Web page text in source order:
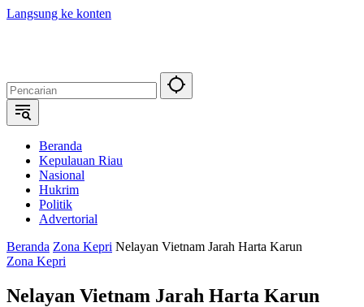
Langsung ke konten
Beranda
Kepulauan Riau
Nasional
Hukrim
Politik
Advertorial
Beranda Zona Kepri Nelayan Vietnam Jarah Harta Karun
Zona Kepri
Nelayan Vietnam Jarah Harta Karun